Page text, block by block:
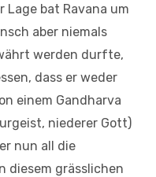
Lage bat Ravana um
aber niemals
werden durfte,
dass er weder
einem Gandharva
niederer Gott)
nun all die
diesem grässlichen